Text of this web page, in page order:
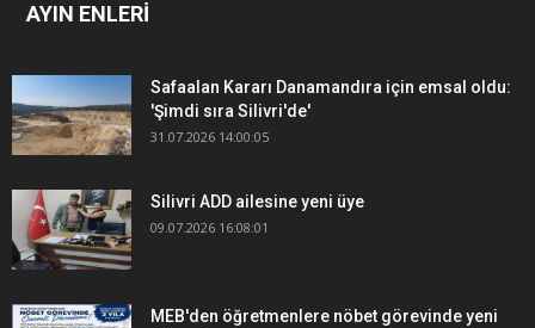
AYIN ENLERİ
Safaalan Kararı Danamandıra için emsal oldu:
'Şimdi sıra Silivri'de'
31.07.2026 14:00:05
Silivri ADD ailesine yeni üye
09.07.2026 16:08:01
MEB'den öğretmenlere nöbet görevinde yeni